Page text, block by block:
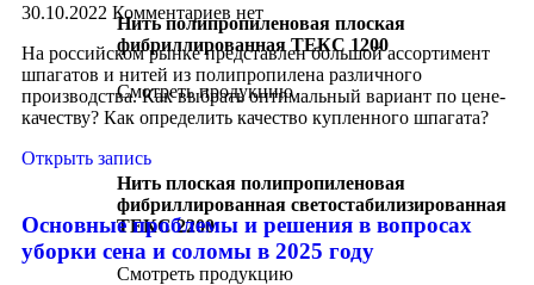
Нить полипропиленовая плоская
фибриллированная ТЕКС 1200
Смотреть продукцию
Нить плоская полипропиленовая
фибриллированная светостабилизированная
ТЕКС 2200
Смотреть продукцию
30.10.2022 Комментариев нет
На российском рынке представлен большой ассортимент
шпагатов и нитей из полипропилена различного
производства. Как выбрать оптимальный вариант по цене-
качеству? Как определить качество купленного шпагата?
Открыть запись
Основные проблемы и решения в вопросах
уборки сена и соломы в 2025 году